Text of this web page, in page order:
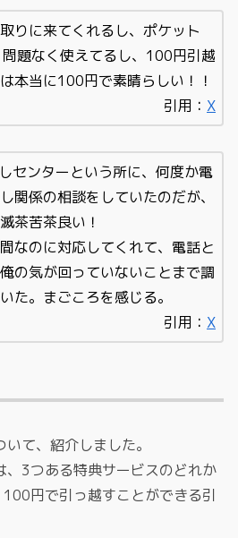
りに来てくれるし、ポケット
題なく使えてるし、100円引越
本当に100円で素晴らしい！！
引用： X
センターという所に、何度か電
関係の相談をしていたのだが、
茶苦茶良い！
なのに対応してくれて、電話と
の気が回っていないことまで調
た。まごころを感じる。
引用： X
て、紹介しました。
3つある特典サービスのどれか
円で引っ越すことができる引